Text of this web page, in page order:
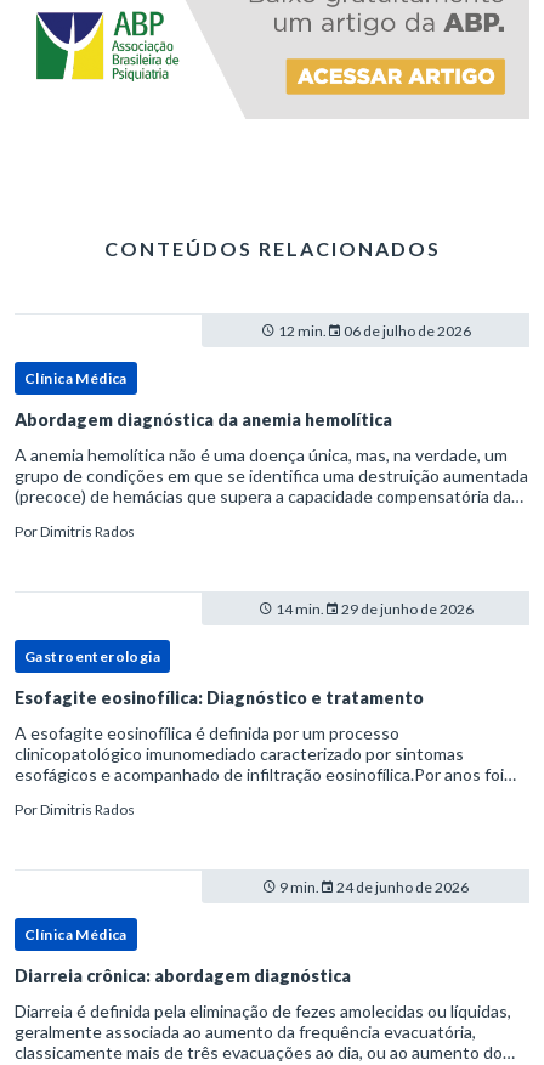
CONTEÚDOS RELACIONADOS
12 min. 06 de julho de 2026
Clínica Médica
Abordagem diagnóstica da anemia hemolítica
A anemia hemolítica não é uma doença única, mas, na verdade, um
grupo de condições em que se identifica uma destruição aumentada
(precoce) de hemácias que supera a capacidade compensatória da
PorDimitris Rados
14 min. 29 de junho de 2026
Gastroenterologia
Esofagite eosinofílica: Diagnóstico e tratamento
A esofagite eosinofílica é definida por um processo
clinicopatológico imunomediado caracterizado por sintomas
esofágicos e acompanhado de infiltração eosinofílica.Por anos foi
refluxo gastr
PorDimitris Rados
9 min. 24 de junho de 2026
Clínica Médica
Diarreia crônica: abordagem diagnóstica
Diarreia é definida pela eliminação de fezes amolecidas ou líquidas,
geralmente associada ao aumento da frequência evacuatória,
classicamente mais de três evacuações ao dia, ou ao aumento do